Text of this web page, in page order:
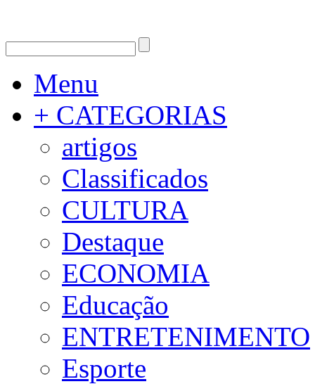
Menu
+ CATEGORIAS
artigos
Classificados
CULTURA
Destaque
ECONOMIA
Educação
ENTRETENIMENTO
Esporte